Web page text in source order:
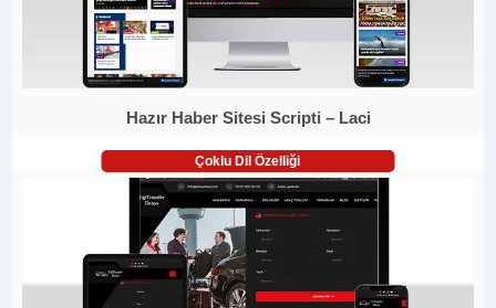
Hazır Haber Sitesi Scripti – Laci
Çoklu Dil Özelliği